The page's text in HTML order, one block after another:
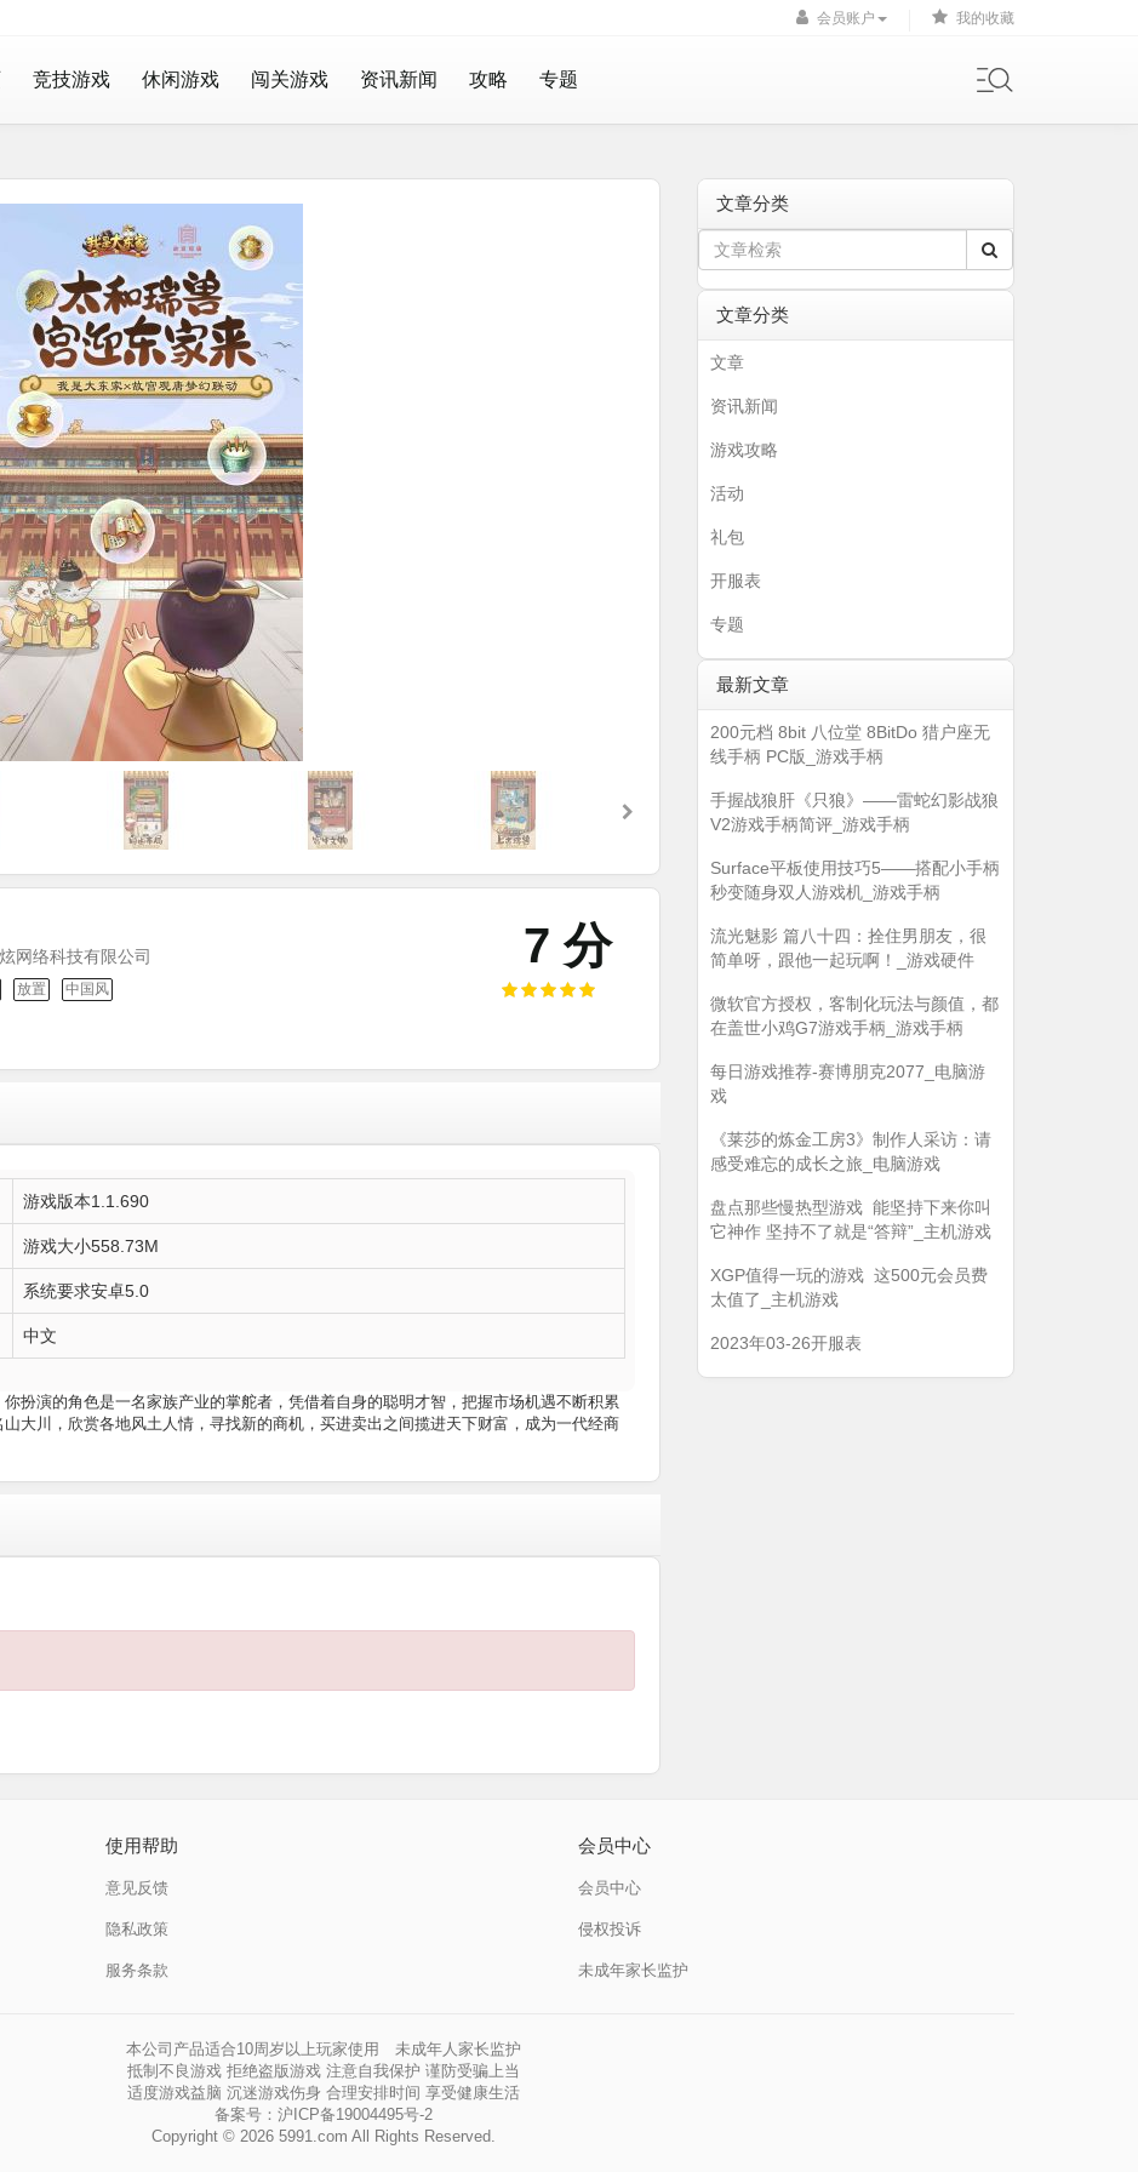
会员账户 我的收藏
竞技游戏 休闲游戏 闯关游戏 资讯新闻 攻略 专题
网络科技有限公司
放置 中国风
7 分
游戏版本1.1.690
游戏大小558.73M
系统要求安卓5.0
中文
扮演的角色是一名家族产业的掌舵者，凭借着自身的聪明才智，把握市场机遇不断积累
大川，欣赏各地风土人情，寻找新的商机，买进卖出之间揽进天下财富，成为一代经商
文章分类
文章分类
文章
资讯新闻
游戏攻略
活动
礼包
开服表
专题
最新文章
200元档 8bit 八位堂 8BitDo 猎户座无
线手柄 PC版_游戏手柄
手握战狼肝《只狼》——雷蛇幻影战狼
V2游戏手柄简评_游戏手柄
Surface平板使用技巧5——搭配小手柄
秒变随身双人游戏机_游戏手柄
流光魅影 篇八十四：拴住男朋友，很
简单呀，跟他一起玩啊！_游戏硬件
微软官方授权，客制化玩法与颜值，都
在盖世小鸡G7游戏手柄_游戏手柄
每日游戏推荐-赛博朋克2077_电脑游
戏
《莱莎的炼金工房3》制作人采访：请
感受难忘的成长之旅_电脑游戏
盘点那些慢热型游戏 能坚持下来你叫
它神作 坚持不了就是“答辩”_主机游戏
XGP值得一玩的游戏 这500元会员费
太值了_主机游戏
2023年03-26开服表
使用帮助
意见反馈
隐私政策
服务条款
会员中心
会员中心
侵权投诉
未成年家长监护
本公司产品适合10周岁以上玩家使用 未成年人家长监护
抵制不良游戏 拒绝盗版游戏 注意自我保护 谨防受骗上当
适度游戏益脑 沉迷游戏伤身 合理安排时间 享受健康生活
备案号：沪ICP备19004495号-2
Copyright © 2026 5991.com All Rights Reserved.